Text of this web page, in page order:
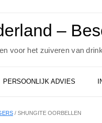
–
voor het zuiveren van
PERSOONLIJK ADVIES
/ SHUNGITE OORBELLEN